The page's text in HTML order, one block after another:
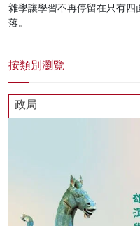
雜學讓學習不再停留在只有四
落。
按類別瀏覽
政局